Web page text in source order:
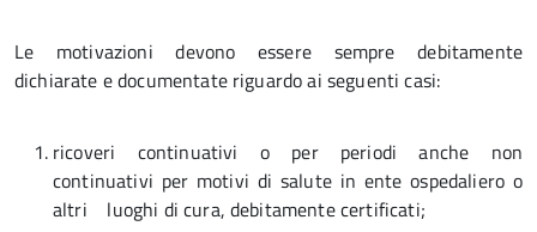
Le motivazioni devono essere sempre debitamente
dichiarate e documentate riguardo ai seguenti casi:
ricoveri continuativi o per periodi anche non
continuativi per motivi di salute in ente ospedaliero o
altri luoghi di cura, debitamente certificati;